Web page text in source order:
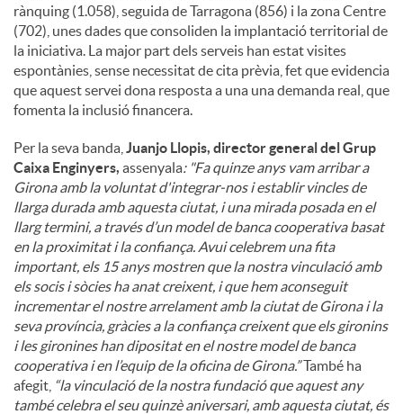
rànquing (1.058), seguida de Tarragona (856) i la zona Centre
(702), unes dades que consoliden la implantació territorial de
la iniciativa. La major part dels serveis han estat visites
espontànies, sense necessitat de cita prèvia, fet que evidencia
que aquest servei dona resposta a una una demanda real, que
fomenta la inclusió financera.
Per la seva banda, Juanjo Llopis, director general del Grup
Caixa Enginyers, assenyala: "Fa quinze anys vam arribar a
Girona amb la voluntat d'integrar-nos i establir vincles de
llarga durada amb aquesta ciutat, i una mirada posada en el
llarg termini, a través d’un model de banca cooperativa basat
en la proximitat i la confiança. Avui celebrem una fita
important, els 15 anys mostren que la nostra vinculació amb
els socis i sòcies ha anat creixent, i que hem aconseguit
incrementar el nostre arrelament amb la ciutat de Girona i la
seva província, gràcies a la confiança creixent que els gironins
i les gironines han dipositat en el nostre model de banca
cooperativa i en l’equip de la oficina de Girona.”També ha
afegit, “la vinculació de la nostra fundació que aquest any
també celebra el seu quinzè aniversari, amb aquesta ciutat, és